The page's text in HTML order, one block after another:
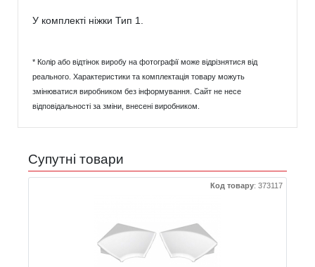
У комплекті ніжки Тип 1.
* Колір або відтінок виробу на фотографії може відрізнятися від
реального. Характеристики та комплектація товару можуть
змінюватися виробником без інформування. Сайт не несе
відповідальності за зміни, внесені виробником.
Супутні товари
Код товару: 373117